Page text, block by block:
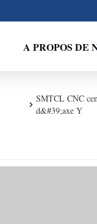
A PROPOS DE
SMTCL CNC
d&#39;axe Y